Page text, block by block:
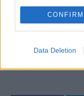
CONFIRM
Data Deletion